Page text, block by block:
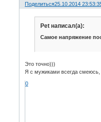
Поделиться25.10.2014
Pet написал(а):
Самое напряжение
Это точно)))
Я с мужиками всегда смеюсь,
0